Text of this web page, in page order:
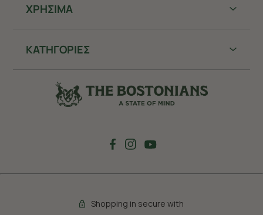
ΧΡHΣΙΜΑ
ΚΑΤΗΓΟΡΙΕΣ
Shopping in secure with